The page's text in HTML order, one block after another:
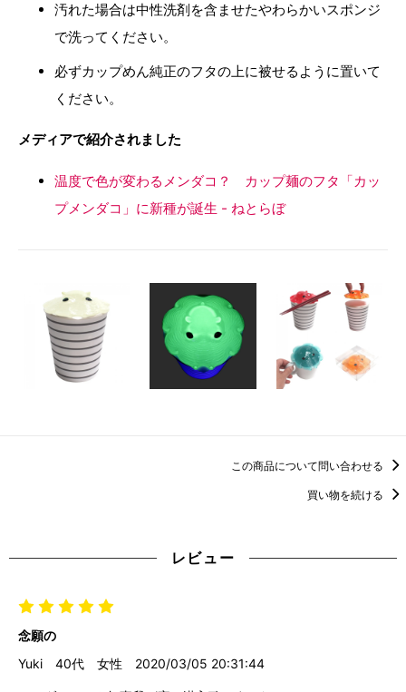
汚れた場合は中性洗剤を含ませたやわらかいスポンジ
で洗ってください。
必ずカップめん純正のフタの上に被せるように置いて
ください。
メディアで紹介されました
温度で色が変わるメンダコ？ カップ麺のフタ「カッ
プメンダコ」に新種が誕生 - ねとらぼ
この商品について問い合わせる
買い物を続ける
レビュー
念願の
Yuki
40代 女性 2020/03/05 20:31:44